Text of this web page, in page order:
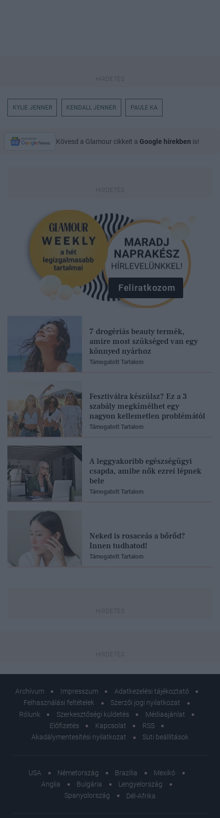
KYLIE JENNER KENDALL JENNER PAULE KA
Kövesd a Glamour cikkeit a Google hírekben is!
Feliratkozom
7 drogériás beauty termék,
amire most szükséged van egy
könnyed nyárhoz
Támogatott Tartalom
Fesztiválra készülsz? Ez a 3
szabály megkímélhet egy
nagyon kellemetlen problémától
Támogatott Tartalom
A leggyakoribb egészségügyi
csapda, amibe nők ezrei lépnek
bele
Támogatott Tartalom
Neked is rosaceás a bőrőd?
Innen tudhatod!
Támogatott Tartalom
Archívum Impresszum
Adatkezelési tájékoztató
Felhasználási feltételek
Szerzői jogi nyilatkozat
Rólunk
Szerkesztőségi küldetés
Médiaajánlat
Előfizetés
Kapcsolat
RSS
Akadálymentesítési nyilatkozat
Süti beállítások
USA Németország Brazília
Mexikó
Anglia
Bulgária
Lengyelország
Spanyolország
Dél-Afrika